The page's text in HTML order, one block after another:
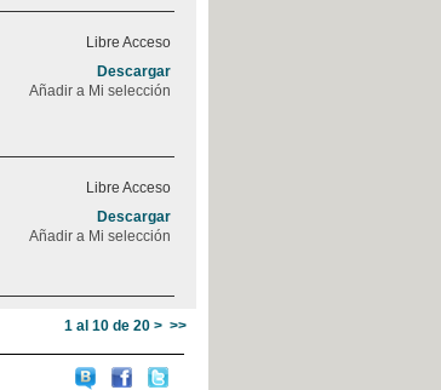
Libre Acceso
Descargar
Añadir a Mi selección
Libre Acceso
Descargar
Añadir a Mi selección
1 al 10 de 20 > >>